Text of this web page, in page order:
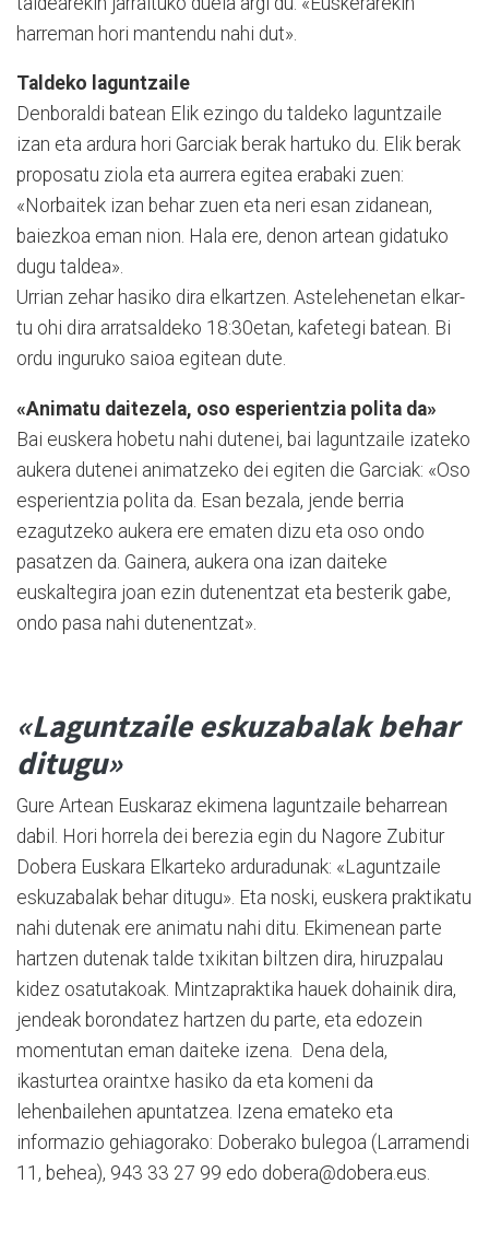
harreman hori mantendu nahi dut».
Taldeko laguntzaile
Denboraldi batean Elik ezingo du taldeko laguntzaile
izan eta ardura hori Garciak berak hartuko du. Elik berak
proposatu ziola eta aurrera egitea erabaki zuen:
«Norbaitek izan behar zuen eta neri esan zidanean,
baiezkoa eman nion. Hala ere, denon artean gidatuko
dugu taldea».
Urrian zehar hasiko dira elkartzen. Astelehenetan elkar­
tu ohi dira arratsaldeko 18:30etan, kafetegi batean. Bi
ordu inguruko saioa egitean dute.
«Animatu daitezela, oso esperientzia polita da»
Bai euskera hobetu nahi dutenei, bai laguntzaile izateko
aukera dutenei animatzeko dei egiten die Garciak: «Oso
esperientzia polita da. Esan bezala, jende berria
ezagutzeko aukera ere ematen dizu eta oso ondo
pasatzen da. Gainera, aukera ona izan daiteke
euskaltegira joan ezin dutenentzat eta besterik gabe,
ondo pasa nahi dutenentzat».
«Laguntzaile eskuzabalak behar
ditugu»
Gure Artean Euskaraz ekimena laguntzaile beharrean
dabil. Hori horrela dei berezia egin du Nagore Zubitur
Dobera Euskara Elkarteko arduradunak: «La­gun­tzaile
eskuzabalak behar ditugu». Eta noski, euskera praktikatu
nahi dutenak ere animatu nahi ditu. Ekimenean parte
hartzen dutenak talde txikitan biltzen dira, hiruzpalau
kidez osatutakoak. Mintzapraktika hauek dohainik dira,
jendeak borondatez hartzen du parte, eta edozein
momentutan eman daiteke izena. ­ Dena dela,
ikasturtea orain­txe hasiko da eta komeni da
lehenbailehen apuntatzea. Ize­na emateko eta
informazio gehiagorako: Doberako bulegoa (Larra­mendi
11, behea), 943 33 27 99 edo dobera@dobera.eus.